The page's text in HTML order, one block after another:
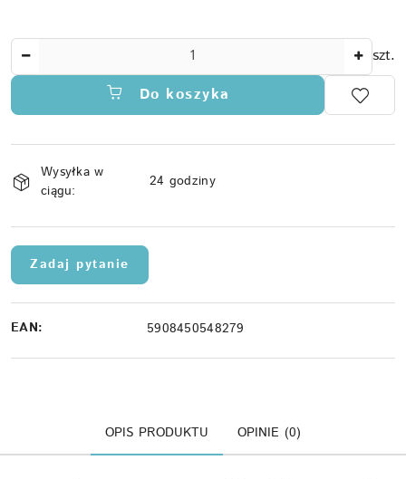
szt.
Do koszyka
Dostępność
i
dostawa
Wysyłka w
ciągu:
24 godziny
Zadaj pytanie
EAN: 5908450548279
OPIS PRODUKTU OPINIE (0)